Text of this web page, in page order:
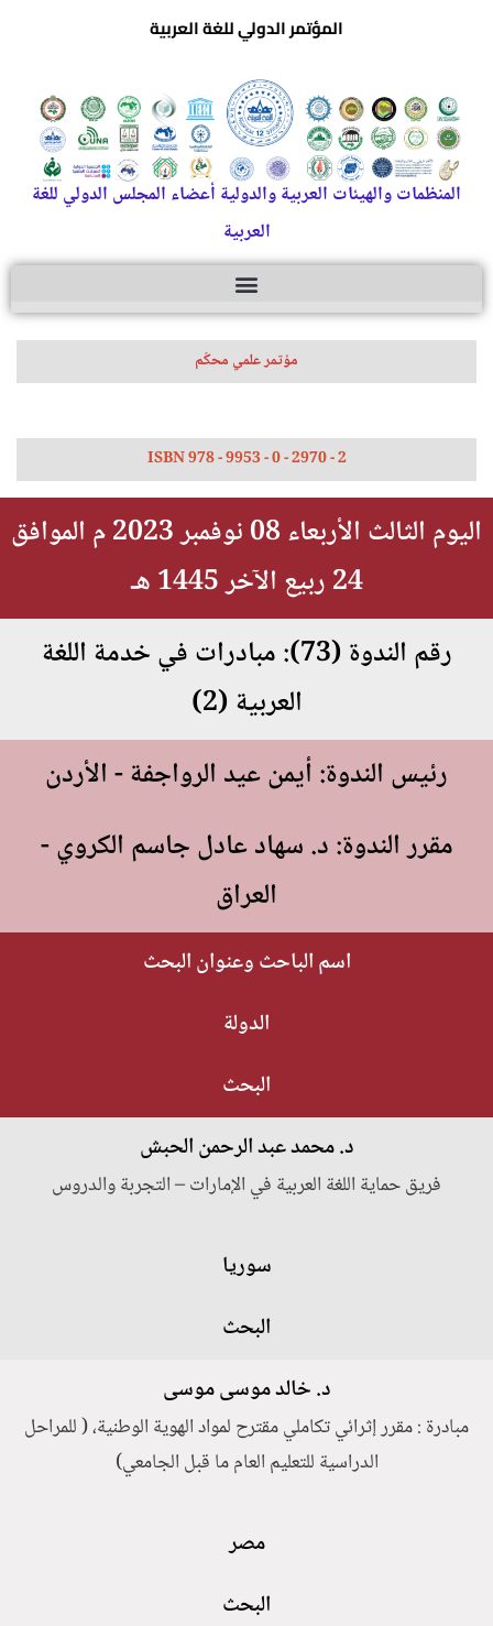
المؤتمر الدولي للغة العربية
المنظمات والهيئات العربية والدولية أعضاء المجلس الدولي للغة
العربية
مؤتمر علمي محكّم
ISBN 978 - 9953 - 0 - 2970 - 2
اليوم الثالث الأربعاء 08 نوفمبر 2023 م الموافق
24 ربيع الآخر 1445 هـ
رقم الندوة (73): مبادرات في خدمة اللغة
العربية (2)
رئيس الندوة: أيمن عيد الرواجفة - الأردن
مقرر الندوة: د. سهاد عادل جاسم الكروي -
العراق
اسم الباحث وعنوان البحث
الدولة
البحث
د. محمد عبد الرحمن الحبش
فريق حماية اللغة العربية في الإمارات – التجربة والدروس
سوريا
البحث
د. خالد موسى موسى
مبادرة : مقرر إثرائي تكاملي مقترح لمواد الهوية الوطنية، ( للمراحل
الدراسية للتعليم العام ما قبل الجامعي)
مصر
البحث